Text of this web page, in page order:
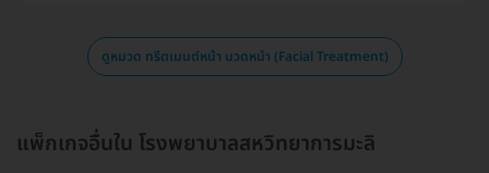
ดูหมวด ทรีตเมนต์หน้า นวดหน้า (Facial Treatment)
แพ็กเกจอื่นใน โรงพยาบาลสหวิทยาการมะลิ